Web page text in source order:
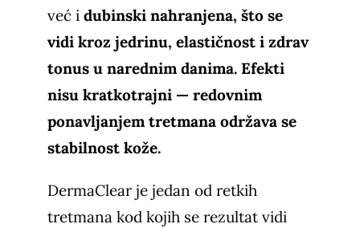
već i dubinski nahranjena, što se
vidi kroz jedrinu, elastičnost i zdrav
tonus u narednim danima. Efekti
nisu kratkotrajni — redovnim
ponavljanjem tretmana održava se
stabilnost kože.
DermaClear je jedan od retkih
tretmana kod kojih se rezultat vidi